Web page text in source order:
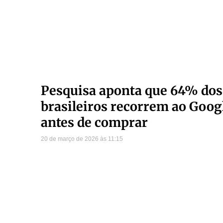
Pesquisa aponta que 64% dos
brasileiros recorrem ao
antes de comprar
20 de março de 2026 11:15